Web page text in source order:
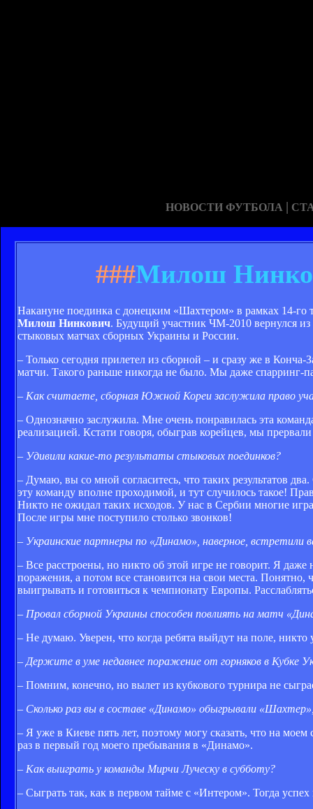
НОВОСТИ ФУТБОЛА |
###Милош
Накануне поединка с донецким «Шахтером» в рамках 14-
Милош Нинкович. Будущий участник ЧМ-2010 вернулся
стыковых матчах сборных Украины и России.
– Только сегодня прилетел из сборной – и сразу же в
матчи. Такого раньше никогда не было. Мы даже спарринг-
– Как считаете, сборная Южной Кореи заслужила право
– Однозначно заслужила. Мне очень понравилась эта
реализацией. Кстати говоря, обыграв корейцев, мы
– Удивили какие-то результаты стыковых поединков?
– Думаю, вы со мной согласитесь, что таких результатов
эту команду вполне проходимой, и тут случилось такое!
Никто не ожидал таких исходов. У нас в Сербии многие
После игры мне поступило столько звонков!
– Украинские партнеры по «Динамо», наверное, встретили
– Все расстроены, но никто об этой игре не говорит. Я
поражения, а потом все становится на свои места.
выигрывать и готовиться к чемпионату Европы.
– Провал сборной Украины способен повлиять на матч
– Не думаю. Уверен, что когда ребята выйдут на поле,
– Держите в уме недавнее поражение от горняков в Кубке
– Помним, конечно, но вылет из кубкового турнира не
– Сколько раз вы в составе «Динамо» обыгрывали
– Я уже в Киеве пять лет, поэтому могу сказать, что на
раз в первый год моего пребывания в «Динамо».
– Как выиграть у команды Мирчи Луческу в субботу?
– Сыграть так, как в первом тайме с «Интером». Тогда